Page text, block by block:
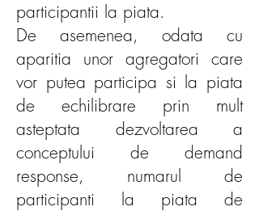
participantii la piata.
De asemenea, odata cu
aparitia unor agregatori care
vor putea participa si la piata
de echilibrare prin mult
asteptata dezvoltarea a
conceptului de demand
response, numarul de
participanti la piata de